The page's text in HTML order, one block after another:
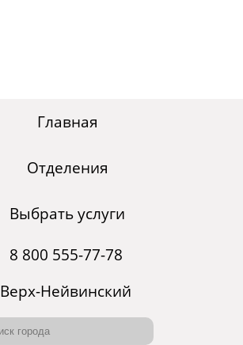
Главная
Отделения
Выбрать услуги
8 800 555-77-78
Верх-Нейвинский